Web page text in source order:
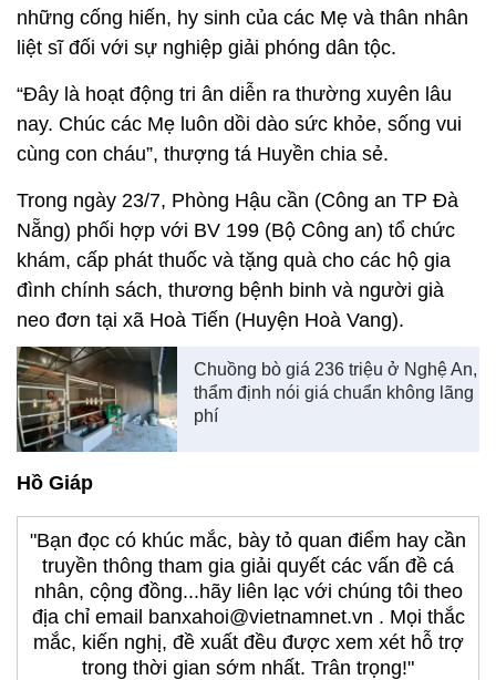
những cống hiến, hy sinh của các Mẹ và thân nhân
liệt sĩ đối với sự nghiệp giải phóng dân tộc.
“Đây là hoạt động tri ân diễn ra thường xuyên lâu
nay. Chúc các Mẹ luôn dồi dào sức khỏe, sống vui
cùng con cháu”, thượng tá Huyền chia sẻ.
Trong ngày 23/7, Phòng Hậu cần (Công an TP Đà
Nẵng) phối hợp với BV 199 (Bộ Công an) tổ chức
khám, cấp phát thuốc và tặng quà cho các hộ gia
đình chính sách, thương bệnh binh và người già
neo đơn tại xã Hoà Tiến (Huyện Hoà Vang).
Chuồng bò giá 236 triệu ở Nghệ An,
thẩm định nói giá chuẩn không lãng
phí
Hồ Giáp
"Bạn đọc có khúc mắc, bày tỏ quan điểm hay cần
truyền thông tham gia giải quyết các vấn đề cá
nhân, cộng đồng...hãy liên lạc với chúng tôi theo
địa chỉ email banxahoi@vietnamnet.vn . Mọi thắc
mắc, kiến nghị, đề xuất đều được xem xét hỗ trợ
trong thời gian sớm nhất. Trân trọng!"